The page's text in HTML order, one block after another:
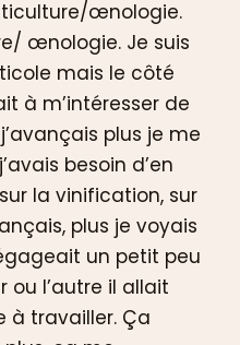
œnologie.
œnologie. Je suis
mais le côté
à m’intéresser de
plus je me
besoin d’en
la vinification, sur
plus je voyais
un petit peu
ou l’autre il allait
à travailler. Ça